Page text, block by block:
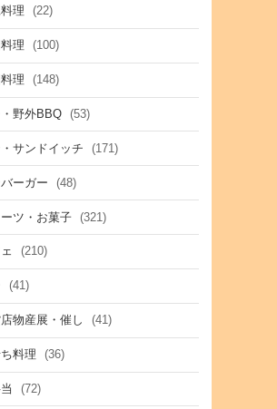
理 (22)
理 (100)
理 (148)
野外BBQ (53)
サンドイッチ (171)
ーガー (48)
ーツ・お菓子 (321)
(210)
(41)
物産展・催し (41)
料理 (36)
(72)